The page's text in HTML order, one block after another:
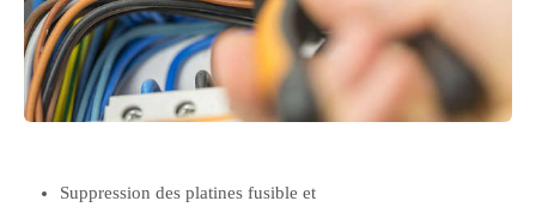
Suppression des platines fusible et